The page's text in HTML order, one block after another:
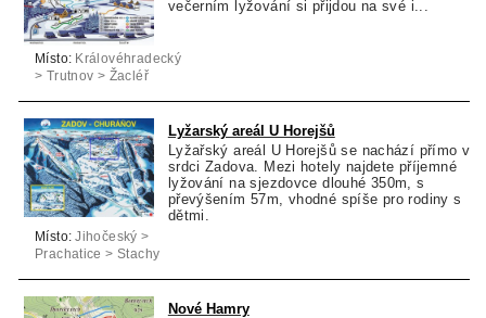
večerním lyžování si přijdou na své i...
Místo: Královéhradecký
> Trutnov > Žacléř
Lyžarský areál U Horejšů
Lyžařský areál U Horejšů se nachází přímo v
srdci Zadova. Mezi hotely najdete příjemné
lyžování na sjezdovce dlouhé 350m, s
převýšením 57m, vhodné spíše pro rodiny s
dětmi.
Místo: Jihočeský >
Prachatice > Stachy
Nové Hamry